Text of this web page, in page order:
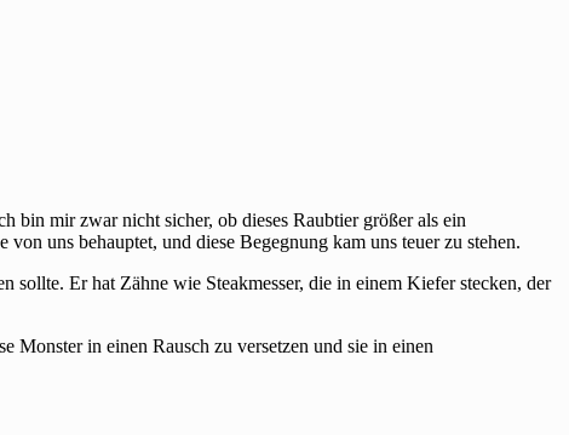
bin mir zwar nicht sicher, ob dieses Raubtier größer als ein
uns behauptet, und diese Begegnung kam uns teuer zu stehen.
sollte. Er hat Zähne wie Steakmesser, die in einem Kiefer stecken, der
Monster in einen Rausch zu versetzen und sie in einen